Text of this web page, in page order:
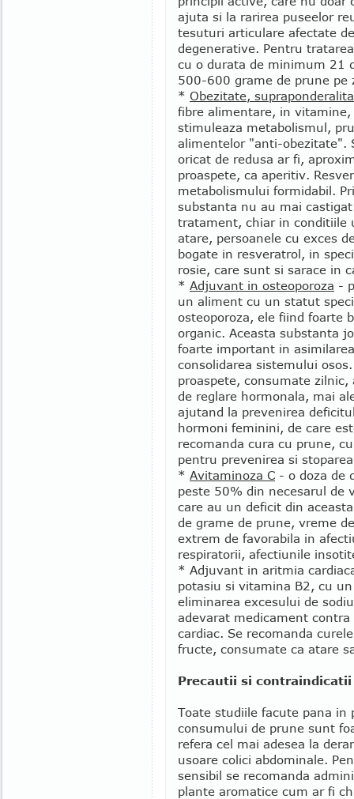
ajuta si la rarirea puseelor
tesuturi articulare afectate
degenerative. Pentru
cu o durata de minimum 21
500-600 grame de prune pe
* Obezitate,
fibre alimentare, in
stimuleaza metabolismul,
alimentelor "anti-obezitate".
oricat de redusa ar fi,
proaspete, ca aperitiv.
metabolismului formidabil.
substanta nu au mai
tratament, chiar in conditiile
atare, persoanele cu exces
bogate in resveratrol, in
rosie, care sunt si sarace in
* Adjuvant in osteoporoza -
un aliment cu un statut
osteoporoza, ele fiind foarte
organic. Aceasta substanta
foarte important in
consolidarea sistemului
proaspete, consumate zilnic,
de reglare hormonala, mai
ajutand la prevenirea
hormoni feminini, de care
recomanda cura cu prune,
pentru prevenirea si
* Avitaminoza C - o doza de
peste 50% din necesarul de
care au un deficit din
de grame de prune, vreme
extrem de favorabila in
respiratorii, afectiunile
* Adjuvant in aritmia
potasiu si vitamina B2, cu
eliminarea excesului de
adevarat medicament
cardiac. Se recomanda
fructe, consumate ca atare
Precautii si contraindicatii
Toate studiile facute pana in
consumului de prune sunt
refera cel mai adesea la
usoare colici abdominale.
sensibil se recomanda
plante aromatice cum ar fi